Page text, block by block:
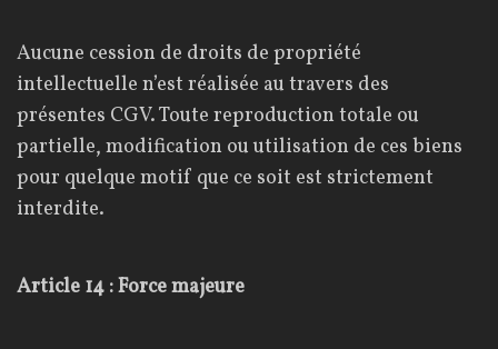
Aucune cession de droits de propriété
intellectuelle n’est réalisée au travers des
présentes CGV. Toute reproduction totale ou
partielle, modification ou utilisation de ces biens
pour quelque motif que ce soit est strictement
interdite.
Article 14 : Force majeure